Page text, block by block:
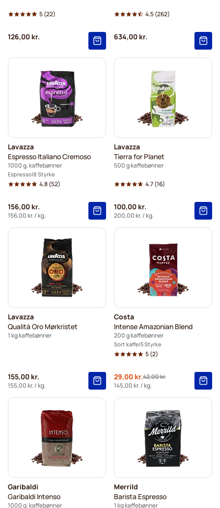
5(22)
126,00 kr.
4.5(262)
634,00 kr.
Lavazza
Espresso Italiano Cremoso
1000 g. kaffebønner
Espresso 8 Styrke
4.8(52)
156,00 kr.
156,00 kr./ kg.
Lavazza
Tierra for Planet
500 g kaffebønner
4.7(16)
100,00 kr.
200,00 kr./ kg.
Lavazza
Qualità Oro Mørkristet
1 kg kaffebønner
155,00 kr.
155,00 kr./ kg.
Costa
Intense Amazonian Blend
200 g kaffebønner
Sort kaffe 5 Styrke
5(2)
Tilbudspris
29,00 kr.Normalpris
42,00 kr.
145,00 kr./ kg.
Garibaldi
Garibaldi Intenso
1000 g. kaffebønner
Merrild
Barista Espresso
1 kg kaffebønner